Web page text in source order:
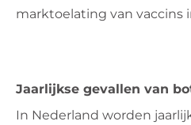
marktoelating van vaccins
Jaarlijkse gevallen van
In Nederland worden